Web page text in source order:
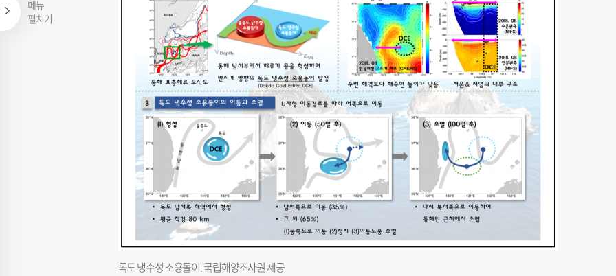
메뉴
펼치기
독도 냉수성 소용돌이. 국립해양조사원 제공